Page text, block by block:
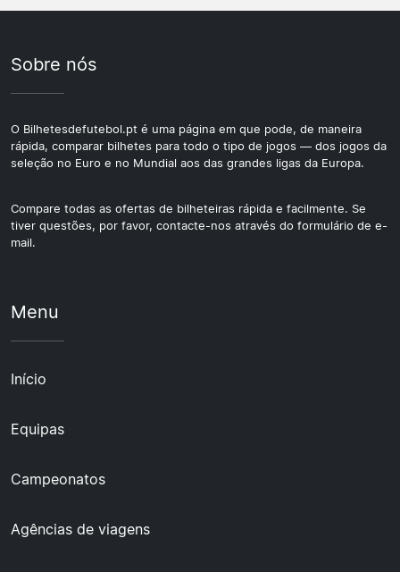
Sobre nós
O Bilhetesdefutebol.pt é uma página em que pode, de maneira
rápida, comparar bilhetes para todo o tipo de jogos — dos jogos da
seleção no Euro e no Mundial aos das grandes ligas da Europa.
Compare todas as ofertas de bilheteiras rápida e facilmente. Se
tiver questões, por favor, contacte-nos através do formulário de e-
mail.
Menu
Início
Equipas
Campeonatos
Agências de viagens